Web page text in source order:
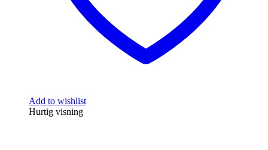
Add to wishlist
Hurtig visning